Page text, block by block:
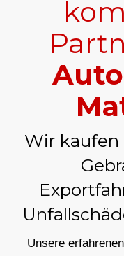
Wir kaufen
Unsere